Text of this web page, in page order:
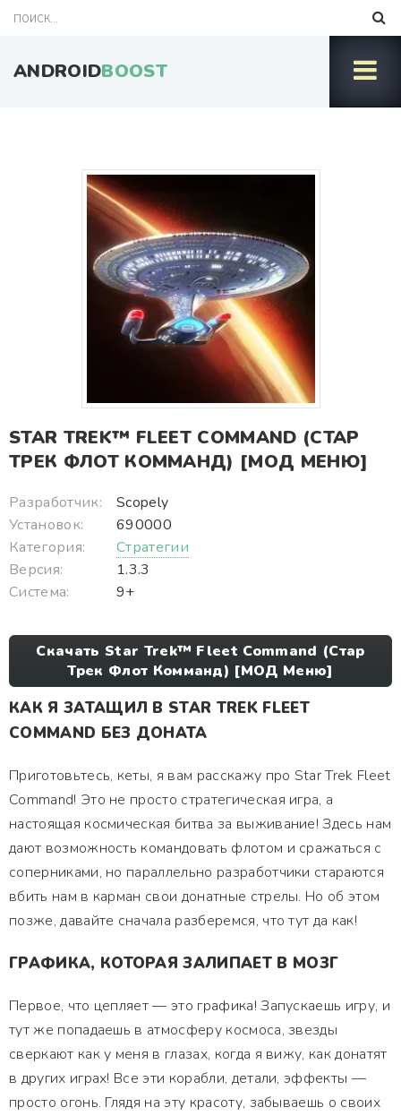
ANDROIDBOOST
STAR TREK™ FLEET COMMAND (СТАР
ТРЕК ФЛОТ КОММАНД) [МОД МЕНЮ]
Разработчик:
Scopely
Установок:
690000
Категория:
Стратегии
Версия:
1.3.3
Система:
9+
Скачать Star Trek™ Fleet Command (Стар
Трек Флот Комманд) [МОД Меню]
КАК Я ЗАТАЩИЛ В STAR TREK FLEET
COMMAND БЕЗ ДОНАТА
Приготовьтесь, кеты, я вам расскажу про Star Trek Fleet
Command! Это не просто стратегическая игра, а
настоящая космическая битва за выживание! Здесь нам
дают возможность командовать флотом и сражаться с
соперниками, но параллельно разработчики стараются
вбить нам в карман свои донатные стрелы. Но об этом
позже, давайте сначала разберемся, что тут да как!
ГРАФИКА, КОТОРАЯ ЗАЛИПАЕТ В МОЗГ
Первое, что цепляет — это графика! Запускаешь игру, и
тут же попадаешь в атмосферу космоса, звезды
сверкают как у меня в глазах, когда я вижу, как донатят
в других играх! Все эти корабли, детали, эффекты —
просто огонь. Глядя на эту красоту, забываешь о своих